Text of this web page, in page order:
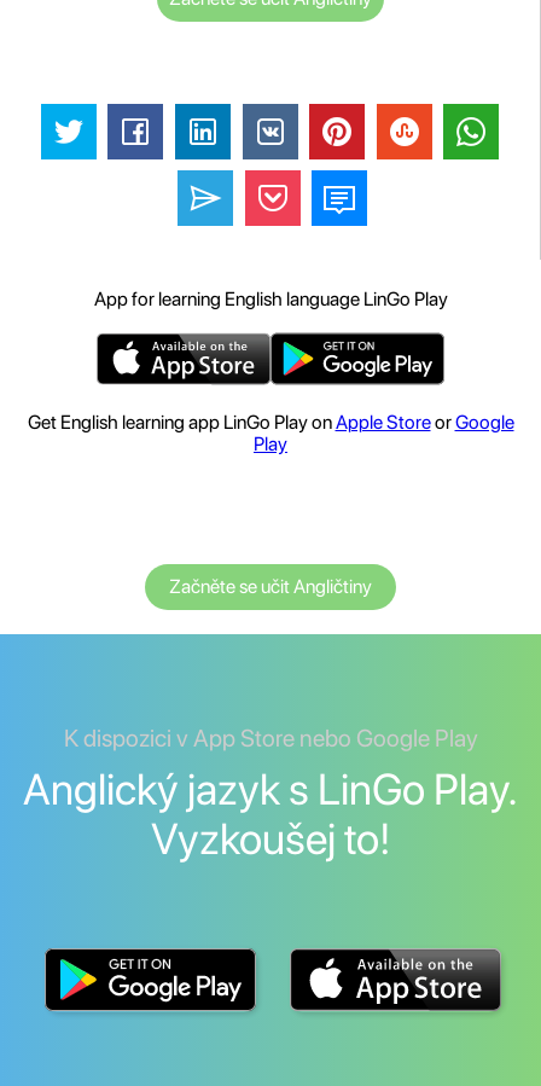
App for learning English language LinGo Play
Get English learning app LinGo Play onApple StoreorGoogle
Play
Začněte se učit Angličtiny
K dispozici v App Store nebo Google Play
Anglický jazyk s LinGo Play.
Vyzkoušej to!